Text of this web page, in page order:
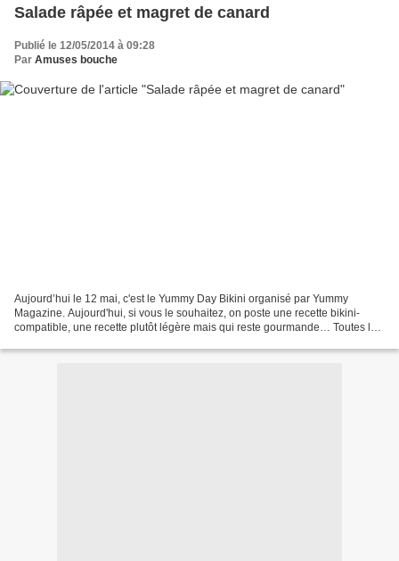
Salade râpée et magret de canard
Publié le 12/05/2014 à 09:28
Par Amuses bouche
Aujourd’hui le 12 mai, c'est le Yummy Day Bikini organisé par Yummy
Magazine. Aujourd'hui, si vous le souhaitez, on poste une recette bikini-
compatible, une recette plutôt légère mais qui reste gourmande… Toutes les